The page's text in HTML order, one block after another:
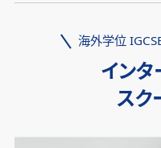
海外学位
インタ
スク